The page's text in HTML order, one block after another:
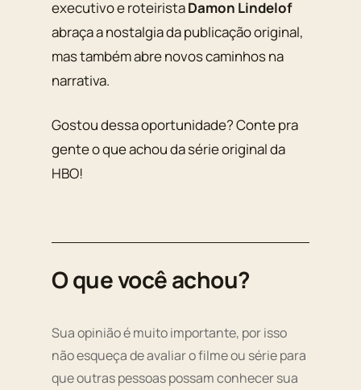
executivo e roteiristaDamon Lindelof
abraça a nostalgia da publicação original,
mas também abre novos caminhos na
narrativa.
Gostou dessa oportunidade? Conte pra
gente o que achou da série original da
HBO!
O que você achou?
Sua opinião é muito importante, por isso
não esqueça de avaliar o filme ou série para
que outras pessoas possam conhecer sua